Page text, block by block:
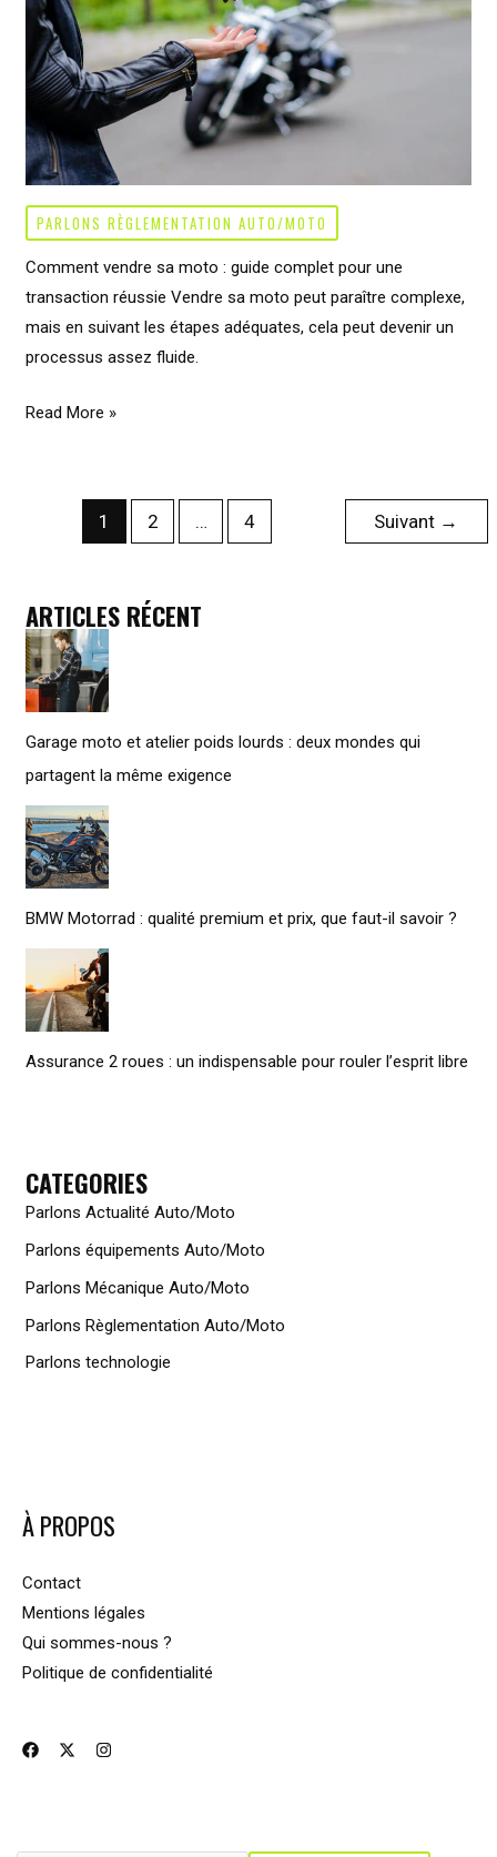
PARLONS RÈGLEMENTATION AUTO/MOTO
Comment vendre sa moto : guide complet pour une
transaction réussie Vendre sa moto peut paraître complexe,
mais en suivant les étapes adéquates, cela peut devenir un
processus assez fluide.
Comment
pour
une
transaction
réussie
Read More »
1 2 … 4 Suivant →
ARTICLES RÉCENT
Garage moto et atelier poids lourds : deux mondes qui
partagent la même exigence
BMW Motorrad : qualité premium et prix, que faut-il savoir ?
Assurance 2 roues : un indispensable pour rouler l’esprit libre
CATEGORIES
Parlons Actualité Auto/Moto
Parlons équipements Auto/Moto
Parlons Mécanique Auto/Moto
Parlons Règlementation Auto/Moto
Parlons technologie
À PROPOS
Contact
Mentions légales
Qui sommes-nous ?
Politique de confidentialité